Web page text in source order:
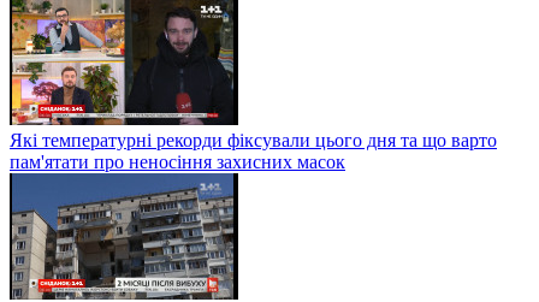
Які температурні рекорди фіксували цього дня та що варто
пам'ятати про неносіння захисних масок